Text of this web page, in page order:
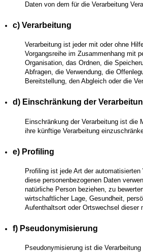
Daten von dem für die Verarbeitung
c) Verarbeitung
Verarbeitung ist jeder mit oder ohne
Vorgangsreihe im Zusammenhang mit
Organisation, das Ordnen, die
Abfragen, die Verwendung, die
Bereitstellung, den Abgleich oder die
d) Einschränkung der
Einschränkung der Verarbeitung ist die
ihre künftige Verarbeitung
e) Profiling
Profiling ist jede Art der
diese personenbezogenen Daten
natürliche Person beziehen, zu
wirtschaftlicher Lage, Gesundheit,
Aufenthaltsort oder Ortswechsel dieser
f) Pseudonymisierung
Pseudonymisierung ist die